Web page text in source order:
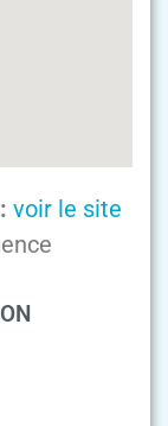
voir le site